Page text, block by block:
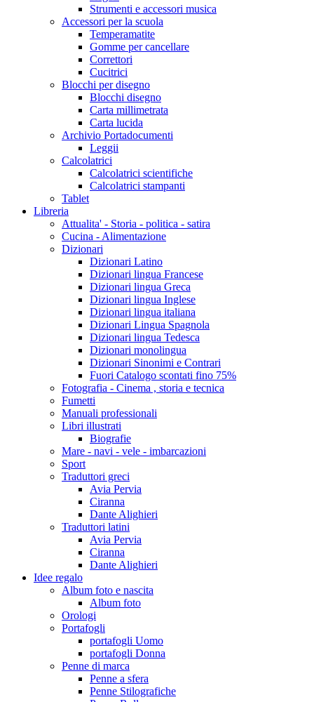
Strumenti e accessori musica
Accessori per la scuola
Temperamatite
Gomme per cancellare
Correttori
Cucitrici
Blocchi per disegno
Blocchi disegno
Carta millimetrata
Carta lucida
Archivio Portadocumenti
Leggii
Calcolatrici
Calcolatrici scientifiche
Calcolatrici stampanti
Tablet
Libreria
Attualita' - Storia - politica - satira
Cucina - Alimentazione
Dizionari
Dizionari Latino
Dizionari lingua Francese
Dizionari lingua Greca
Dizionari lingua Inglese
Dizionari lingua italiana
Dizionari Lingua Spagnola
Dizionari lingua Tedesca
Dizionari monolingua
Dizionari Sinonimi e Contrari
Fuori Catalogo scontati fino 75%
Fotografia - Cinema , storia e tecnica
Fumetti
Manuali professionali
Libri illustrati
Biografie
Mare - navi - vele - imbarcazioni
Sport
Traduttori greci
Avia Pervia
Ciranna
Dante Alighieri
Traduttori latini
Avia Pervia
Ciranna
Dante Alighieri
Idee regalo
Album foto e nascita
Album foto
Orologi
Portafogli
portafogli Uomo
portafogli Donna
Penne di marca
Penne a sfera
Penne Stilografiche